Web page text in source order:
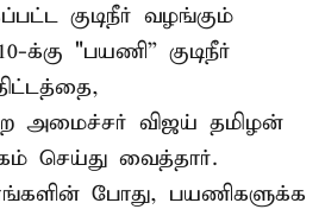
குடிநீர் வழங்கும்
க்கு "பயணி” குடிநீர்
அமைச்சர் விஜய் தமிழன்
செய்து வைத்தார்.
போது, பயணிகளுக்க